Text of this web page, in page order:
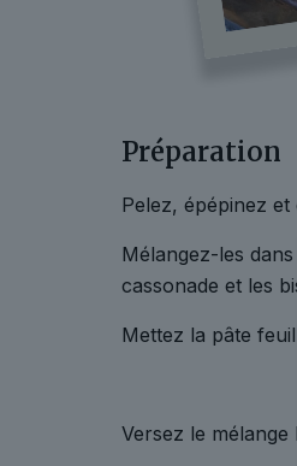
Préparation
Pelez, épépinez et
Mélangez-les
cassonade et les
Mettez la pâte
Versez le mélange